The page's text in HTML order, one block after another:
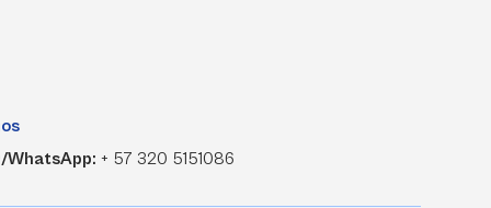
WhatsApp: + 57 320 5151086